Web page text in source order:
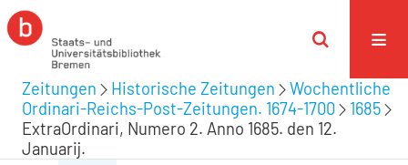
Zeitungen Historische Zeitungen
Wochentliche
Ordinari-Reichs-Post-Zeitungen. 1674-1700
1685
ExtraOrdinari, Numero 2. Anno 1685. den 12.
Januarij.